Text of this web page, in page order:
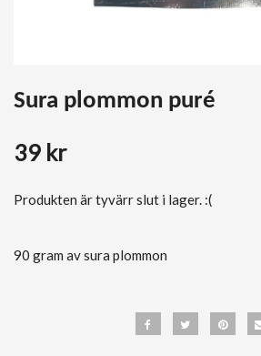
Sura plommon puré
39 kr
Produkten är tyvärr slut i lager. :(
90 gram av sura plommon